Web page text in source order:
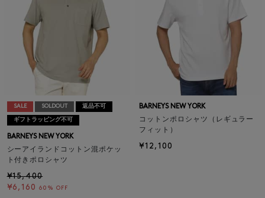
SALE SOLDOUT 返品不可
ギフトラッピング不可
BARNEYS NEW YORK
シーアイランドコットン混ポケッ
ト付きポロシャツ
¥15,400
¥6,160
60% OFF
BARNEYS NEW YORK
コットンポロシャツ（レギュラー
フィット）
¥12,100